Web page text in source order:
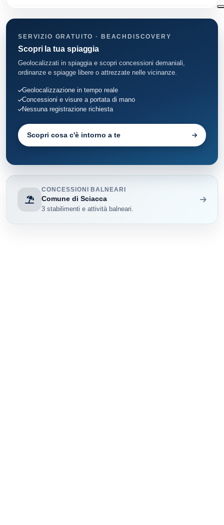
SERVIZIO GRATUITO · BEACHDISCOVERY
Scopri la tua spiaggia
Geolocalizzati in spiaggia e scopri concessioni demaniali,
ordinanze e spiagge libere o attrezzate nelle vicinanze.
Geolocalizzazione in tempo reale
Concessioni e visure a portata di mano
Nessuna registrazione richiesta
Scopri cosa c'è intorno a te
CONCESSIONI BALNEARI
Comune di Sciacca
3 stabilimenti e attività balneari.